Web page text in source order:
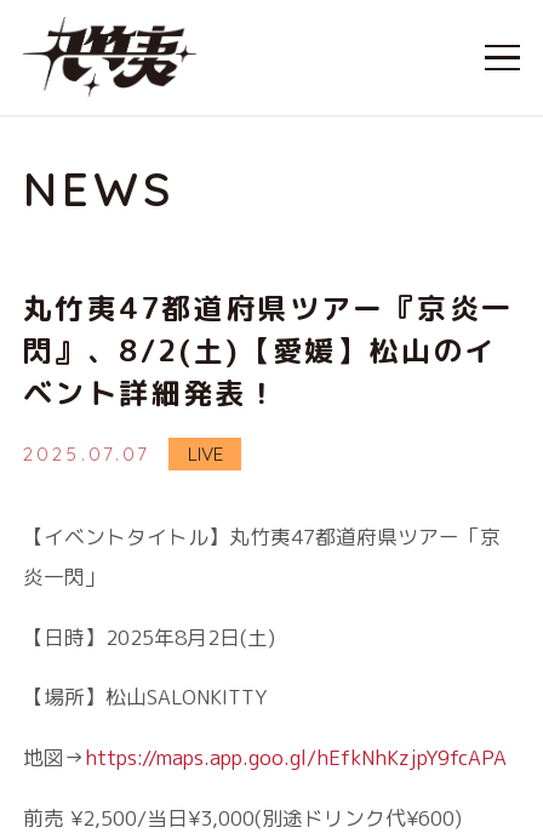
NEWS
丸竹夷47都道府県ツアー『京炎一
閃』、8/2(土)【愛媛】松山のイ
ベント詳細発表！
2025.07.07 LIVE
【イベントタイトル】丸竹夷47都道府県ツアー「京
炎一閃」
【日時】2025年8月2日(土)
【場所】松山SALONKITTY
地図→https://maps.app.goo.gl/hEfkNhKzjpY9fcAPA
前売 ¥2,500/当日¥3,000(別途ドリンク代¥600)